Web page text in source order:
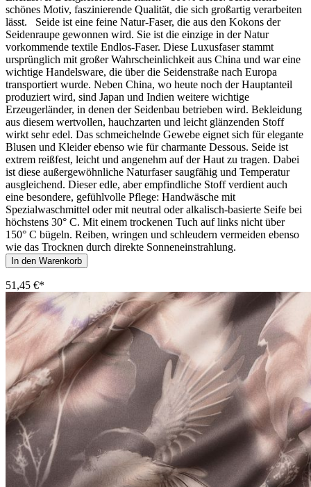
schönes Motiv, faszinierende Qualität, die sich großartig verarbeiten
lässt. Seide ist eine feine Natur-Faser, die aus den Kokons der
Seidenraupe gewonnen wird. Sie ist die einzige in der Natur
vorkommende textile Endlos-Faser. Diese Luxusfaser stammt
ursprünglich mit großer Wahrscheinlichkeit aus China und war eine
wichtige Handelsware, die über die Seidenstraße nach Europa
transportiert wurde. Neben China, wo heute noch der Hauptanteil
produziert wird, sind Japan und Indien weitere wichtige
Erzeugerländer, in denen der Seidenbau betrieben wird. Bekleidung
aus diesem wertvollen, hauchzarten und leicht glänzenden Stoff
wirkt sehr edel. Das schmeichelnde Gewebe eignet sich für elegante
Blusen und Kleider ebenso wie für charmante Dessous. Seide ist
extrem reißfest, leicht und angenehm auf der Haut zu tragen. Dabei
ist diese außergewöhnliche Naturfaser saugfähig und Temperatur
ausgleichend. Dieser edle, aber empfindliche Stoff verdient auch
eine besondere, gefühlvolle Pflege: Handwäsche mit
Spezialwaschmittel oder mit neutral oder alkalisch-basierte Seife bei
höchstens 30° C. Mit einem trockenen Tuch auf links nicht über
150° C bügeln. Reiben, wringen und schleudern vermeiden ebenso
wie das Trocknen durch direkte Sonneneinstrahlung.
In den Warenkorb
51,45 €*